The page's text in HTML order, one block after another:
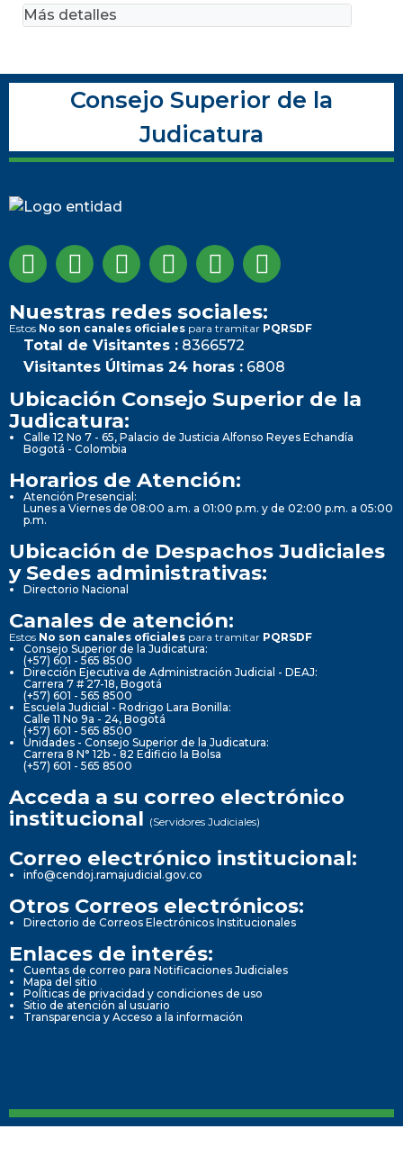
Más detalles
Consejo Superior de la
Judicatura
Nuestras redes sociales:
Estos No son canales oficiales para tramitar PQRSDF
Total de Visitantes : 8366572
Visitantes Últimas 24 horas : 6808
Ubicación Consejo Superior de la
Judicatura:
Calle 12 No 7 - 65, Palacio de Justicia Alfonso Reyes Echandía
Bogotá - Colombia
Horarios de Atención:
Atención Presencial:
Lunes a Viernes de 08:00 a.m. a 01:00 p.m. y de 02:00 p.m. a 05:00
p.m.
Ubicación de Despachos Judiciales
y Sedes administrativas:
Directorio Nacional
Canales de atención:
Estos No son canales oficiales para tramitar PQRSDF
Consejo Superior de la Judicatura:
(+57) 601 - 565 8500
Dirección Ejecutiva de Administración Judicial - DEAJ:
Carrera 7 # 27-18, Bogotá
(+57) 601 - 565 8500
Escuela Judicial - Rodrigo Lara Bonilla:
Calle 11 No 9a - 24, Bogotá
(+57) 601 - 565 8500
Unidades - Consejo Superior de la Judicatura:
Carrera 8 N° 12b - 82 Edificio la Bolsa
(+57) 601 - 565 8500
Acceda a su correo electrónico
institucional (Servidores Judiciales)
Correo electrónico institucional:
info@cendoj.ramajudicial.gov.co
Otros Correos electrónicos:
Directorio de Correos Electrónicos Institucionales
Enlaces de interés:
Cuentas de correo para Notificaciones Judiciales
Mapa del sitio
Políticas de privacidad y condiciones de uso
Sitio de atención al usuario
Transparencia y Acceso a la información